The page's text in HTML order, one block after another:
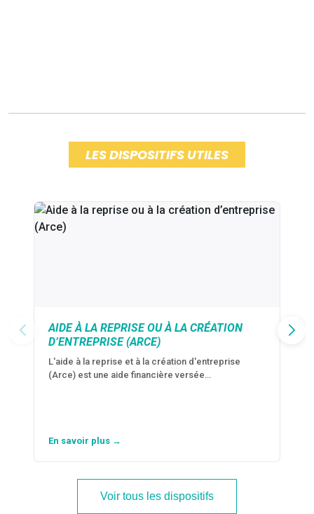
LES DISPOSITIFS UTILES
AIDE À LA REPRISE OU À LA CRÉATION
D’ENTREPRISE (ARCE)
L'aide à la reprise et à la création d'entreprise
(Arce) est une aide financière versée…
En savoir plus →
Voir tous les dispositifs